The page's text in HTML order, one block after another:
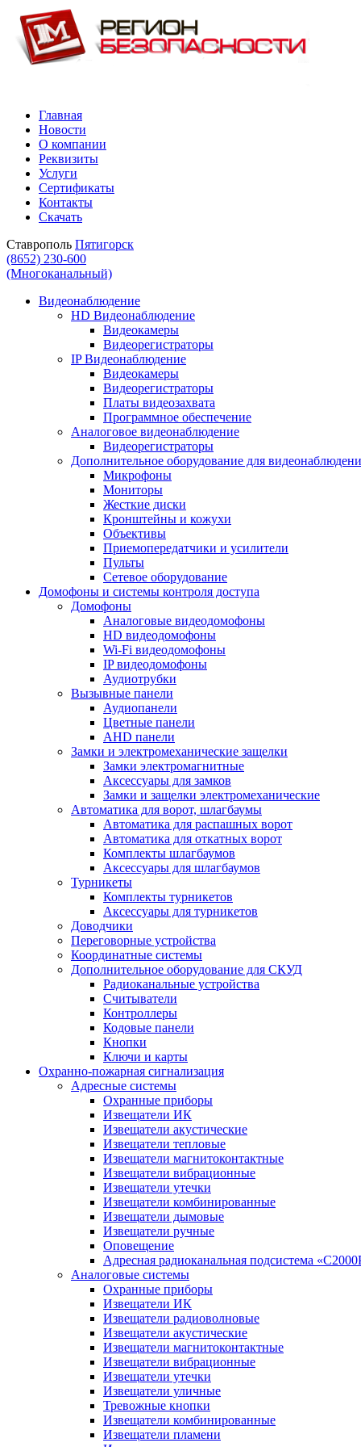
Главная
Новости
О компании
Реквизиты
Услуги
Сертификаты
Контакты
Скачать
Ставрополь Пятигорск
(8652) 230-600
(Многоканальный)
Видеонаблюдение
HD Видеонаблюдение
Видеокамеры
Видеорегистраторы
IP Видеонаблюдение
Видеокамеры
Видеорегистраторы
Платы видеозахвата
Программное обеспечение
Аналоговое видеонаблюдение
Видеорегистраторы
Дополнительное оборудование для
Микрофоны
Мониторы
Жесткие диски
Кронштейны и кожухи
Объективы
Приемопередатчики и усилители
Пульты
Сетевое оборудование
Домофоны и системы контроля доступа
Домофоны
Аналоговые видеодомофоны
HD видеодомофоны
Wi-Fi видеодомофоны
IP видеодомофоны
Аудиотрубки
Вызывные панели
Аудиопанели
Цветные панели
AHD панели
Замки и электромеханические защелки
Замки электромагнитные
Аксессуары для замков
Замки и защелки электромеханические
Автоматика для ворот, шлагбаумы
Автоматика для распашных ворот
Автоматика для откатных ворот
Комплекты шлагбаумов
Аксессуары для шлагбаумов
Турникеты
Комплекты турникетов
Аксессуары для турникетов
Доводчики
Переговорные устройства
Координатные системы
Дополнительное оборудование для СКУД
Радиоканальные устройства
Считыватели
Контроллеры
Кодовые панели
Кнопки
Ключи и карты
Охранно-пожарная сигнализация
Адресные системы
Охранные приборы
Извещатели ИК
Извещатели акустические
Извещатели тепловые
Извещатели магнитоконтактные
Извещатели вибрационные
Извещатели утечки
Извещатели комбинированные
Извещатели дымовые
Извещатели ручные
Оповещение
Адресная радиоканальная подсистема
Аналоговые системы
Охранные приборы
Извещатели ИК
Извещатели радиоволновые
Извещатели акустические
Извещатели магнитоконтактные
Извещатели вибрационные
Извещатели утечки
Извещатели уличные
Тревожные кнопки
Извещатели комбинированные
Извещатели пламени